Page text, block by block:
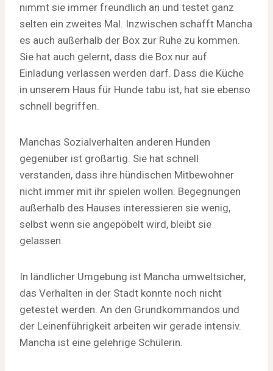
nimmt sie immer freundlich an und testet ganz
selten ein zweites Mal. Inzwischen schafft Mancha
es auch außerhalb der Box zur Ruhe zu kommen.
Sie hat auch gelernt, dass die Box nur auf
Einladung verlassen werden darf. Dass die Küche
in unserem Haus für Hunde tabu ist, hat sie ebenso
schnell begriffen.
Manchas Sozialverhalten anderen Hunden
gegenüber ist großartig. Sie hat schnell
verstanden, dass ihre hündischen Mitbewohner
nicht immer mit ihr spielen wollen. Begegnungen
außerhalb des Hauses interessieren sie wenig,
selbst wenn sie angepöbelt wird, bleibt sie
gelassen.
In ländlicher Umgebung ist Mancha umweltsicher,
das Verhalten in der Stadt konnte noch nicht
getestet werden. An den Grundkommandos und
der Leinenführigkeit arbeiten wir gerade intensiv.
Mancha ist eine gelehrige Schülerin.